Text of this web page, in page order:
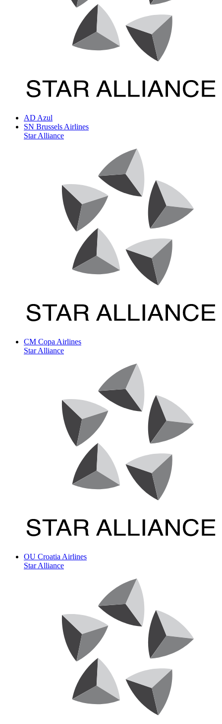
AD Azul
SN Brussels Airlines
Star Alliance
CM Copa Airlines
Star Alliance
OU Croatia Airlines
Star Alliance